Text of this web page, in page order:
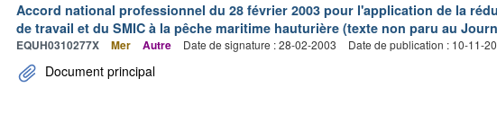
Accord national professionnel du 28 février 2003 pour l'application de la
de travail et du SMIC à la pêche maritime hauturière (texte non paru au
EQUH0310277X Mer Autre Date de signature : 28-02-2003 Date de publication : 10-11-
Document principal